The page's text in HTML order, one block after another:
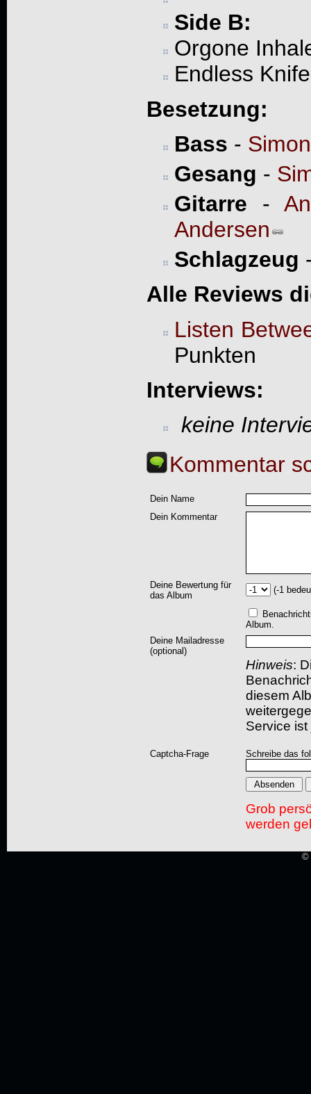
Side B:
Orgone
Endless Knife
Besetzung:
Bass -
Gesang -
Gitarre -
Andersen
Schlagzeug
Alle Reviews
Listen
Punkten
Interviews:
keine
Kommentar
Dein Name
Dein Kommentar
Deine Bewertung für
das Album
(-1
Album.
Deine Mailadresse
(optional)
Hinweis:
diesem
Service
Captcha-Frage Schreibe das
Grob
werden
©